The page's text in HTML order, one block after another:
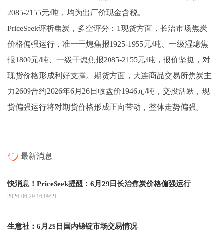
2085-2155元/吨，均为出厂价现金含税。
PriceSeek评析焦炭，多空评分：1现货方面，长治市场焦炭
价格偏强运行，准一干熄焦报1925-1955元/吨、一级湿熄焦
报1800元/吨、一级干熄焦报2085-2155元/吨，报价坚挺，对
现货价格形成利好支撑。期货方面，大连商品交易所焦炭主
力2609合约2026年6月26日收盘价1946元/吨，交投活跃，现
货偏强运行将对期货价格形成正向带动，整体走势偏强。
最新消息
快消息！PriceSeek提醒：6月29日长治焦炭价格偏强运行
2026-06-29 16:09:21
生意社：6月29日国内锑锭市场交易情况